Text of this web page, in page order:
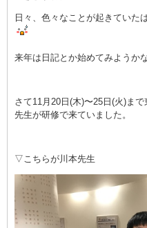
日々、色々なことが起きていた
来年は日記とか始めてみようか
さて11月20日(木)〜25日(火)ま
先生が研修で来ていました。
▽こちらが川本先生